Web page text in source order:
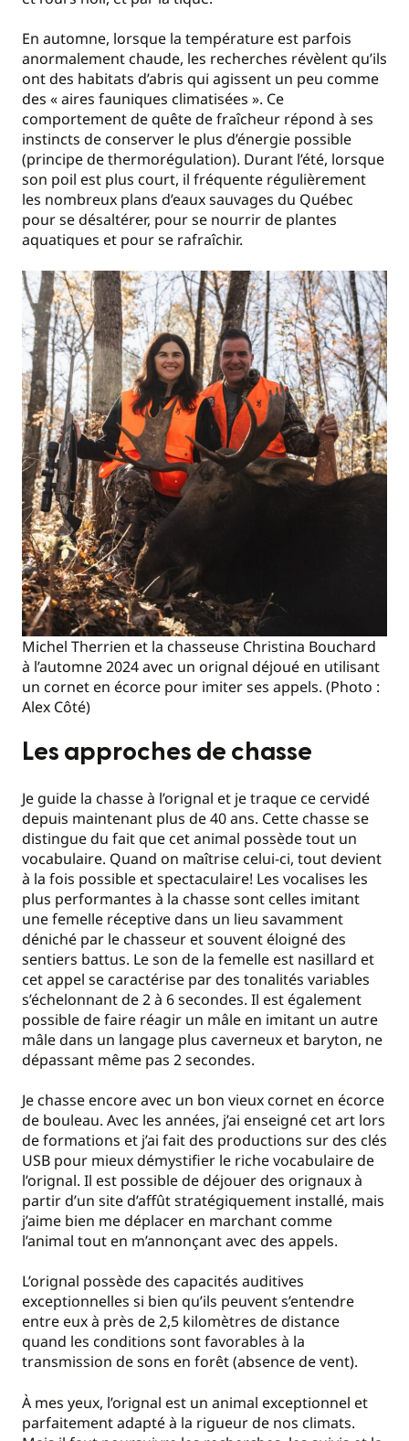
En automne, lorsque la température est parfois
anormalement chaude, les recherches révèlent qu’ils
ont des habitats d’abris qui agissent un peu comme
des « aires fauniques climatisées ». Ce
comportement de quête de fraîcheur répond à ses
instincts de conserver le plus d’énergie possible
(principe de thermorégulation). Durant l’été, lorsque
son poil est plus court, il fréquente régulièrement
les nombreux plans d’eaux sauvages du Québec
pour se désaltérer, pour se nourrir de plantes
aquatiques et pour se rafraîchir.
Michel Therrien et la chasseuse Christina Bouchard
à l’automne 2024 avec un orignal déjoué en utilisant
un cornet en écorce pour imiter ses appels. (Photo :
Alex Côté)
Les approches de chasse
Je guide la chasse à l’orignal et je traque ce cervidé
depuis maintenant plus de 40 ans. Cette chasse se
distingue du fait que cet animal possède tout un
vocabulaire. Quand on maîtrise celui-ci, tout devient
à la fois possible et spectaculaire! Les vocalises les
plus performantes à la chasse sont celles imitant
une femelle réceptive dans un lieu savamment
déniché par le chasseur et souvent éloigné des
sentiers battus. Le son de la femelle est nasillard et
cet appel se caractérise par des tonalités variables
s’échelonnant de 2 à 6 secondes. Il est également
possible de faire réagir un mâle en imitant un autre
mâle dans un langage plus caverneux et baryton, ne
dépassant même pas 2 secondes.
Je chasse encore avec un bon vieux cornet en écorce
de bouleau. Avec les années, j’ai enseigné cet art lors
de formations et j’ai fait des productions sur des clés
USB pour mieux démystifier le riche vocabulaire de
l’orignal. Il est possible de déjouer des orignaux à
partir d’un site d’affût stratégiquement installé, mais
j’aime bien me déplacer en marchant comme
l’animal tout en m’annonçant avec des appels.
L’orignal possède des capacités auditives
exceptionnelles si bien qu’ils peuvent s’entendre
entre eux à près de 2,5 kilomètres de distance
quand les conditions sont favorables à la
transmission de sons en forêt (absence de vent).
À mes yeux, l’orignal est un animal exceptionnel et
parfaitement adapté à la rigueur de nos climats.